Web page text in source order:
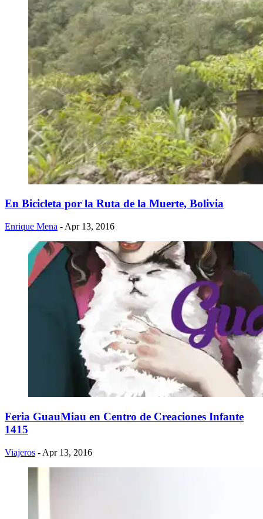
En Bicicleta por la Ruta de la Muerte, Bolivia
Enrique Mena - Apr 13, 2016
Feria GuauMiau en Centro de Creaciones Infante
1415
Viajeros - Apr 13, 2016